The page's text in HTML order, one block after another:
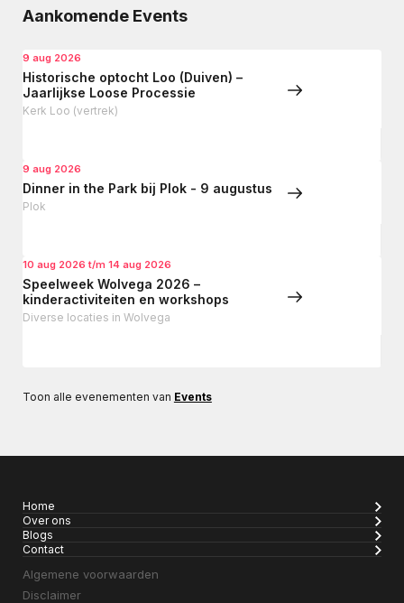
Aankomende Events
9 aug 2026
Historische optocht Loo (Duiven) –
Jaarlijkse Loose Processie
Kerk Loo (vertrek)
9 aug 2026
Dinner in the Park bij Plok - 9 augustus
Plok
10 aug 2026 t/m 14 aug 2026
Speelweek Wolvega 2026 –
kinderactiviteiten en workshops
Diverse locaties in Wolvega
Toon alle evenementen van Events
Home
Over ons
Blogs
Contact
Algemene voorwaarden
Disclaimer